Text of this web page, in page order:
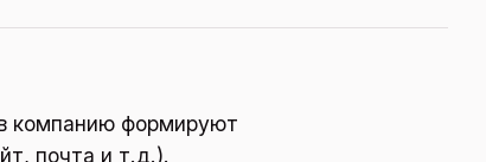
компанию формируют
почта и т.д.).